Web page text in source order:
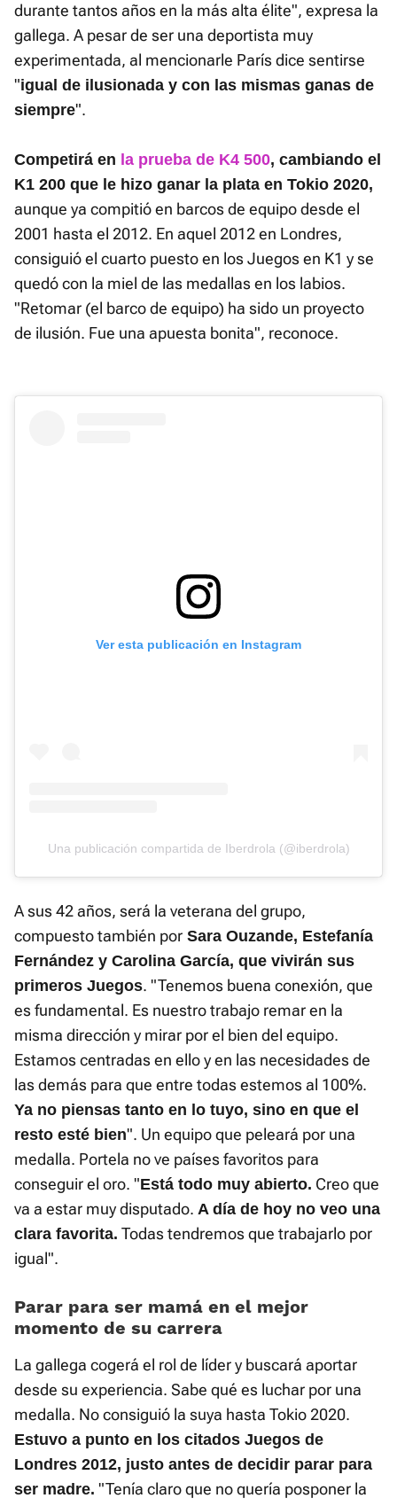
durante tantos años en la más alta élite", expresa la
gallega. A pesar de ser una deportista muy
experimentada, al mencionarle París dice sentirse
"igual de ilusionada y con las mismas ganas de
siempre".
Competirá en la prueba de K4 500, cambiando el
K1 200 que le hizo ganar la plata en Tokio 2020,
aunque ya compitió en barcos de equipo desde el
2001 hasta el 2012. En aquel 2012 en Londres,
consiguió el cuarto puesto en los Juegos en K1 y se
quedó con la miel de las medallas en los labios.
"Retomar (el barco de equipo) ha sido un proyecto
de ilusión. Fue una apuesta bonita", reconoce.
Ver esta publicación en Instagram
Una publicación compartida de Iberdrola (@iberdrola)
A sus 42 años, será la veterana del grupo,
compuesto también por Sara Ouzande, Estefanía
Fernández y Carolina García, que vivirán sus
primeros Juegos. "Tenemos buena conexión, que
es fundamental. Es nuestro trabajo remar en la
misma dirección y mirar por el bien del equipo.
Estamos centradas en ello y en las necesidades de
las demás para que entre todas estemos al 100%.
Ya no piensas tanto en lo tuyo, sino en que el
resto esté bien". Un equipo que peleará por una
medalla. Portela no ve países favoritos para
conseguir el oro. "Está todo muy abierto. Creo que
va a estar muy disputado. A día de hoy no veo una
clara favorita. Todas tendremos que trabajarlo por
igual".
Parar para ser mamá en el mejor
momento de su carrera
La gallega cogerá el rol de líder y buscará aportar
desde su experiencia. Sabe qué es luchar por una
medalla. No consiguió la suya hasta Tokio 2020.
Estuvo a punto en los citados Juegos de
Londres 2012, justo antes de decidir parar para
ser madre. "Tenía claro que no quería posponer la